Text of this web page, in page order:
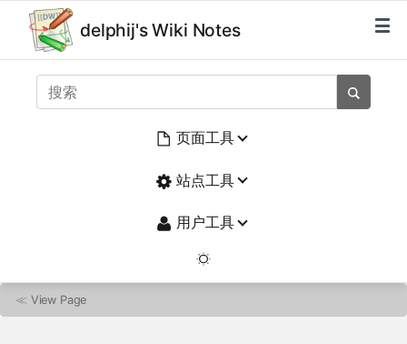
delphij's Wiki Notes
页面工具
站点工具
用户工具
≪ View Page